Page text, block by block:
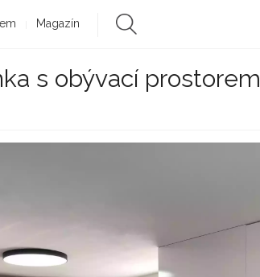
Magazín
s obývací prostorem